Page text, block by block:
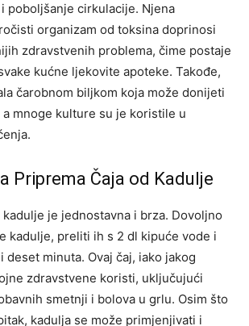
poboljšanje cirkulacije. Njena
organizam od toksina doprinosi
zdravstvenih problema, čime postaje
kućne ljekovite apoteke. Takođe,
čarobnom biljkom koja može donijeti
mnoge kulture su je koristile u
Priprema Čaja od Kadulje
je jednostavna i brza. Dovoljno
kadulje, preliti ih s 2 dl kipuće vode i
deset minuta. Ovaj čaj, iako jakog
zdravstvene koristi, uključujući
smetnji i bolova u grlu. Osim što
kadulja se može primjenjivati i